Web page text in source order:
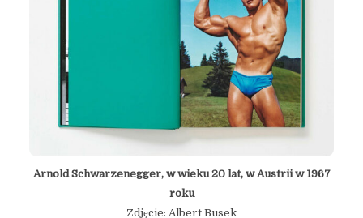
Arnold Schwarzenegger, w wieku 20 lat, w Austrii w 1967
roku
Zdjęcie: Albert Busek